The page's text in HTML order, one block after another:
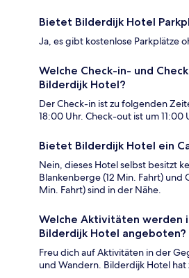
Bietet Bilderdijk Hotel
Ja, es gibt kostenlose Parkplätze
Welche Check-in- und
Bilderdijk Hotel?
Der Check-in ist zu folgenden
18:00 Uhr. Check-out ist um 11:00
Bietet Bilderdijk Hotel ein
Nein, dieses Hotel selbst besitzt
Blankenberge (12 Min. Fahrt) und
Min. Fahrt) sind in der Nähe.
Welche Aktivitäten werden
Bilderdijk Hotel angeboten?
Freu dich auf Aktivitäten in der
und Wandern. Bilderdijk Hotel